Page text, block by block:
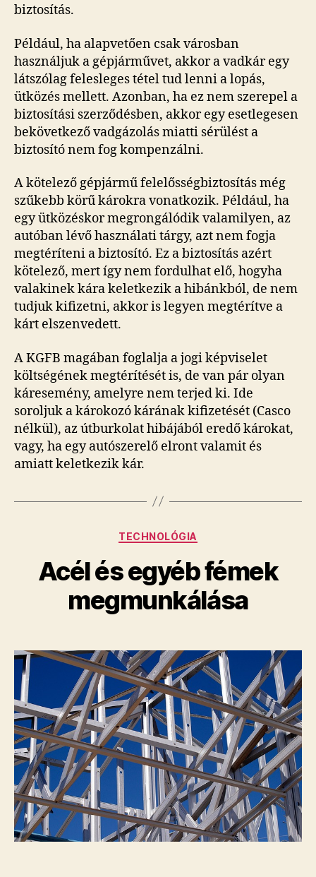
biztosítás.
Például, ha alapvetően csak városban
használjuk a gépjárművet, akkor a vadkár egy
látszólag felesleges tétel tud lenni a lopás,
ütközés mellett. Azonban, ha ez nem szerepel a
biztosítási szerződésben, akkor egy esetlegesen
bekövetkező vadgázolás miatti sérülést a
biztosító nem fog kompenzálni.
A kötelező gépjármű felelősségbiztosítás még
szűkebb körű károkra vonatkozik. Például, ha
egy ütközéskor megrongálódik valamilyen, az
autóban lévő használati tárgy, azt nem fogja
megtéríteni a biztosító. Ez a biztosítás azért
kötelező, mert így nem fordulhat elő, hogyha
valakinek kára keletkezik a hibánkból, de nem
tudjuk kifizetni, akkor is legyen megtérítve a
kárt elszenvedett.
A KGFB magában foglalja a jogi képviselet
költségének megtérítését is, de van pár olyan
káresemény, amelyre nem terjed ki. Ide
soroljuk a károkozó kárának kifizetését (Casco
nélkül), az útburkolat hibájából eredő károkat,
vagy, ha egy autószerelő elront valamit és
amiatt keletkezik kár.
Kategóriák
TECHNOLÓGIA
Acél és egyéb fémek
megmunkálása